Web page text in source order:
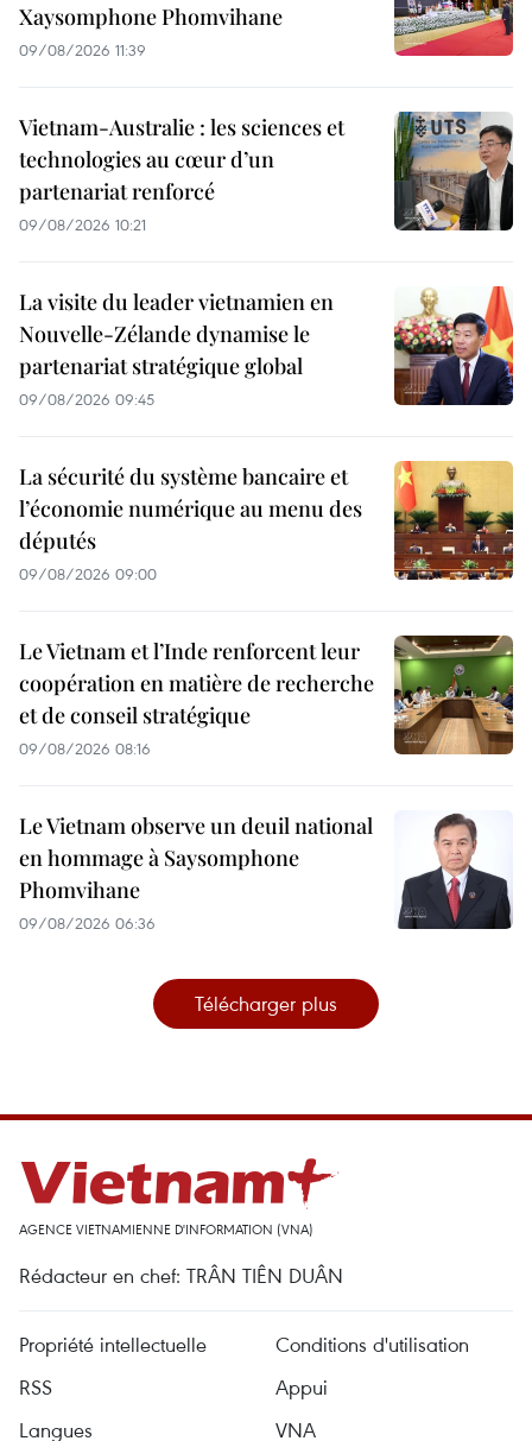
Xaysomphone Phomvihane
09/08/2026 11:39
Vietnam-Australie : les sciences et
technologies au cœur d’un
partenariat renforcé
09/08/2026 10:21
La visite du leader vietnamien en
Nouvelle-Zélande dynamise le
partenariat stratégique global
09/08/2026 09:45
La sécurité du système bancaire et
l’économie numérique au menu des
députés
09/08/2026 09:00
Le Vietnam et l’Inde renforcent leur
coopération en matière de recherche
et de conseil stratégique
09/08/2026 08:16
Le Vietnam observe un deuil national
en hommage à Saysomphone
Phomvihane
09/08/2026 06:36
Télécharger plus
AGENCE VIETNAMIENNE D'INFORMATION (VNA)
Rédacteur en chef: TRÂN TIÊN DUÂN
Propriété intellectuelle
Conditions d'utilisation
RSS
Appui
Langues
VNA